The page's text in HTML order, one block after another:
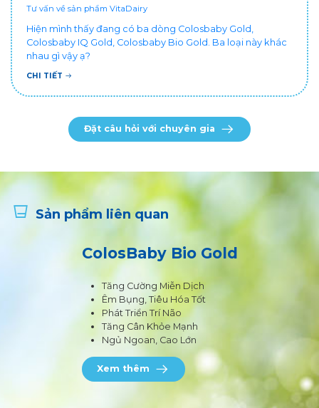
Tư vấn về sản phẩm VitaDairy
Hiện mình thấy đang có ba dòng Colosbaby Gold,
Colosbaby IQ Gold, Colosbaby Bio Gold. Ba loại này khác
nhau gì vậy ạ?
CHI TIẾT
Đặt câu hỏi với chuyên gia
Sản phẩm liên quan
ColosBaby Bio Gold
Tăng Cường Miễn Dịch
Êm Bụng, Tiêu Hóa Tốt
Phát Triển Trí Não
Tăng Cân Khỏe Mạnh
Ngủ Ngoan, Cao Lớn
Xem thêm